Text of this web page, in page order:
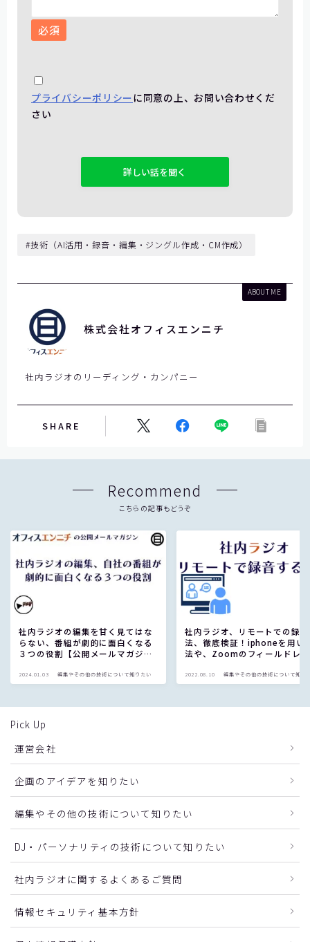
必須
プライバシーポリシーに同意の上、お問い合わせくだ
さい
ー
ド
空
ま
ま
に
て
。
#技術（AI活用・録音・編集・ジングル作成・CM作成）
ABOUT ME
株式会社オフィスエンニチ
社内ラジオのリーディング・カンパニー
SHARE
Recommend
こちらの記事もどうぞ
社内ラジオの編集を甘く見てはな
らない、番組が劇的に面白くなる
３つの役割【公開メールマガジ
2024.01.03 編集やその他の技術について知りたい
社内ラジオ、リモートでの録
法、徹底検証！iphoneを用い
法や、Zoomのフィールドレ
2022.08.10 編集やその他の技術について知り
Pick Up
運営会社
企画のアイデアを知りたい
編集やその他の技術について知りたい
DJ・パーソナリティの技術について知りたい
社内ラジオに関するよくあるご質問
情報セキュリティ基本方針